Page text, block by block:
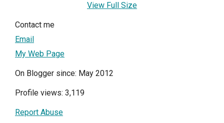
View Full Size
Contact me
Email
My Web Page
On Blogger since: May 2012
Profile views: 3,119
Report Abuse